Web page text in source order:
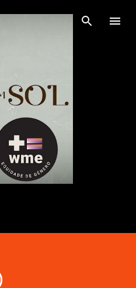
principal